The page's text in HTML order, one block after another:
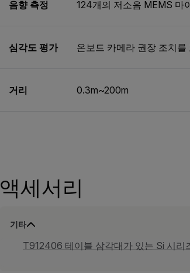
음향 측정 124개의 저소음 MEMS 마
심각도 평가 온보드 카메라 권장 조치
거리 0.3m~200m
액세서리
기타
T912406 테이블 삼각대가 있는 Si 시리